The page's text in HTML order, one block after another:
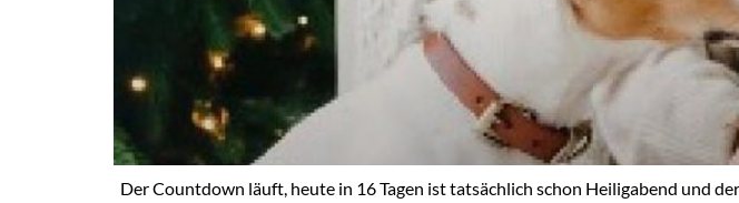
Der Countdown läuft, heute in 16 Tagen ist tatsächlich schon Heiligabend und